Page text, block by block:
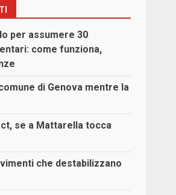
per assumere 30
come funziona,
di Genova mentre la
se a Mattarella tocca
che destabilizzano